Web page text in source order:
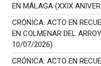
EN MÁLAGA (XXIX
CRÓNICA: ACTO EN
EN COLMENAR DEL
10/07/2026)
CRÓNICA: ACTO EN